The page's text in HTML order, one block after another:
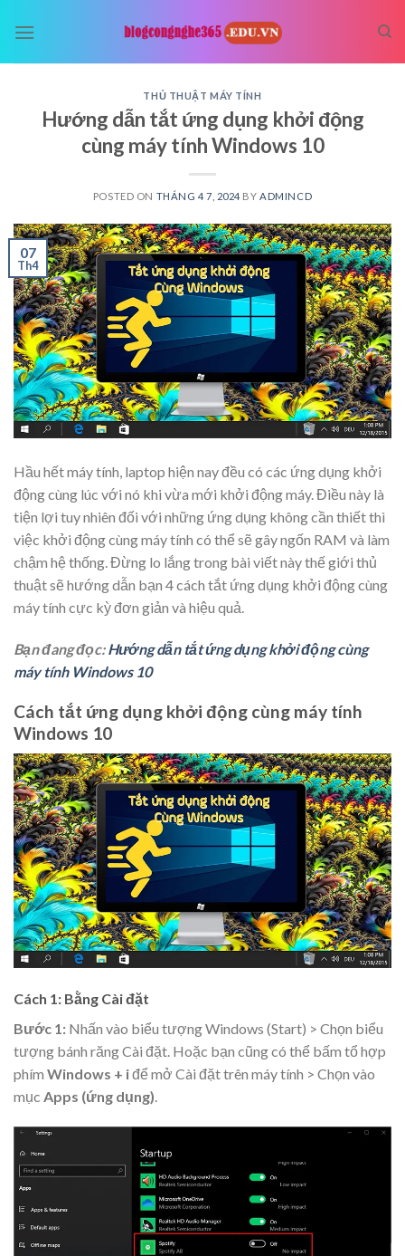
THỦ THUẬT MÁY TÍNH
Hướng dẫn tắt ứng dụng khởi động
cùng máy tính Windows 10
POSTED ON THÁNG 4 7, 2024 BY ADMINCD
07
Th4
Hầu hết máy tính, laptop hiện nay đều có các ứng dụng khởi
động cùng lúc với nó khi vừa mới khởi động máy. Điều này là
tiện lợi tuy nhiên đối với những ứng dụng không cần thiết thì
việc khởi động cùng máy tính có thể sẽ gây ngốn RAM và làm
chậm hệ thống. Đừng lo lắng trong bài viết này thế giới thủ
thuật sẽ hướng dẫn bạn 4 cách tắt ứng dụng khởi động cùng
máy tính cực kỳ đơn giản và hiệu quả.
Bạn đang đọc:Hướng dẫn tắt ứng dụng khởi động cùng
máy tính Windows 10
Cách tắt ứng dụng khởi động cùng máy tính
Windows 10
Cách 1: Bằng Cài đặt
Bước 1: Nhấn vào biểu tượng Windows (Start) > Chọn biểu
tượng bánh răng Cài đặt. Hoặc bạn cũng có thể bấm tổ hợp
phím Windows + iđể mở Cài đặt trên máy tính > Chọn vào
mục Apps (ứng dụng).